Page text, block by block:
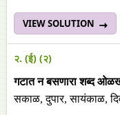
VIEW SOLUTION
२. (ई) (२)
गटात न बसणारा शब्द
सकाळ, दुपार, सायंकाळ,